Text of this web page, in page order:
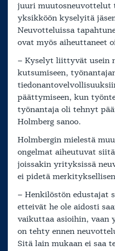
juuri muutosneuvottelut
yksikköön kyselyitä
Neuvotteluissa
ovat myös aiheuttaneet
– Kyselyt liittyvät usein
kutsumiseen,
päättymiseen, kun
työnantaja oli tehnyt
Holmberg sanoo.
Holmbergin mielestä
ongelmat aiheutuvat
joissakin yrityksissä
ei pidetä
– Henkilöstön edustajat
etteivät he ole aidosti
vaikuttaa asioihin, vaan
on tehty ennen
Sitä lain mukaan ei saa